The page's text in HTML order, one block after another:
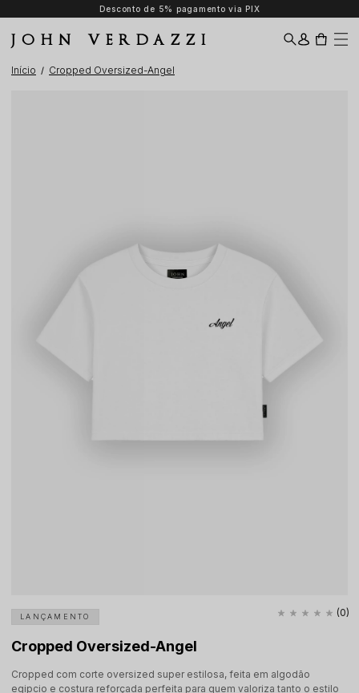
Desconto de 5% pagamento via PIX
JOHN VERDAZZI
Início Cropped Oversized-Angel
LANÇAMENTO
Cropped Oversized-Angel
Cropped com corte oversized super estilosa, feita em algodão
egipcio e costura reforçada perfeita para quem valoriza tanto o estilo
(0)